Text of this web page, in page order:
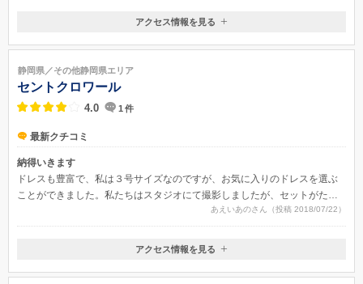
静岡県掛川市亀の甲2-17-20
東海道本線「掛川」駅より車で5分・駐車場もございます
アクセス情報を見る
静岡県／その他静岡県エリア
セントクロワール
4.0 1 件
最新クチコミ
納得いきます
ドレスも豊富で、私は３号サイズなのですが、お気に入りのドレスを選ぶ
ことができました。私たちはスタジオにて撮影しましたが、セットがたく
さんあり、安っぽくなく、とっても満足な仕上がりの写真を撮って頂けま
した！平日はチャペルでも撮影できます。
あえいあのさん（投稿 2018/07/22）
静岡県掛川市緑ヶ丘2-7-1
アクセス情報を見る